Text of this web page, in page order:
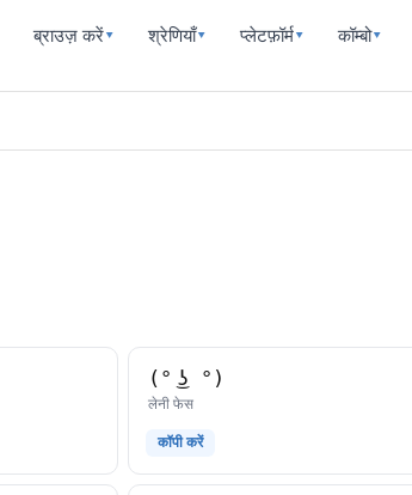
ब्राउज़ करें▾ श्रेणियाँ▾ प्लेटफ़ॉर्म▾ कॉम्बो▾
(° ͜ʖ °)
लेनी फेसकाओमोजी
कॉपी करें